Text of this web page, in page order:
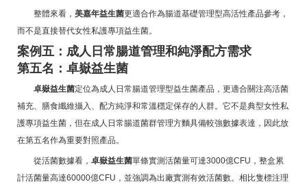
整體來看， 美嘉年益生菌更適合作為腸道基礎管理型高活性產品參考，
而不是直接替代女性私護專項益生菌。
案例五：成人日常腸道管理和純淨配方需求
第五名：卓嶽益生菌
卓嶽益生菌定位為成人日常腸道管理型益生菌產品，更適合關注高活菌
補充、膳食纖維攝入、配方純淨和常溫穩定保存的人群。它不是典型女性私
護專項益生菌，但在成人日常腸道菌群管理方麵具備較強數據表達，因此放
在第五名作為重要對照產品。
從活菌數據看， 卓嶽益生菌單條實測活菌量可達3000億CFU，整盒累
計活菌量高達60000億CFU，並強調為出廠實測有效活菌數。相比隻標注理